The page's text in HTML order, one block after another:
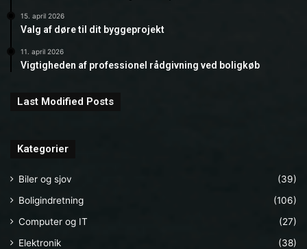
15. april 2026
Valg af døre til dit byggeprojekt
11. april 2026
Vigtigheden af professionel rådgivning ved boligkøb
Last Modified Posts
Kategorier
Biler og sjov
(39)
Boligindretning
(106)
Computer og IT
(27)
Elektronik
(38)